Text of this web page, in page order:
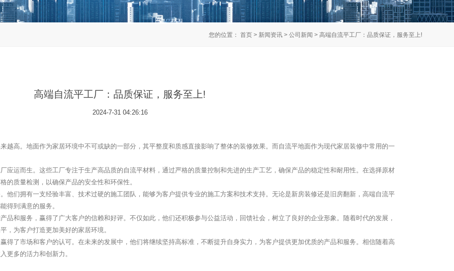
您的位置： 首页 > 新闻资讯 > 公司新闻 > 高端自流平工厂：品质保证，服务至上!
高端自流平工厂：品质保证，服务至上!
2024-7-31 04:26:16
越高。地面作为家居环境中不可或缺的一部分，其平整度和质感直接影响了整体的装修效果。而自流平地面作为现代家居装修中常用的一
应运而生。这些工厂专注于生产高品质的自流平材料，通过严格的质量控制和先进的生产工艺，确保产品的稳定性和耐用性。在选择原材
的质量检测，以确保产品的安全性和环保性。
他们拥有一支经验丰富、技术过硬的施工团队，能够为客户提供专业的施工方案和技术支持。无论是新房装修还是旧房翻新，高端自流平
得到满意的服务。
品和服务，赢得了广大客户的信赖和好评。不仅如此，他们还积极参与公益活动，回馈社会，树立了良好的企业形象。随着时代的发展，
，为客户打造更加美好的家居环境。
得了市场和客户的认可。在未来的发展中，他们将继续坚持高标准，不断提升自身实力，为客户提供更加优质的产品和服务。相信随着高
更多的活力和创新力。